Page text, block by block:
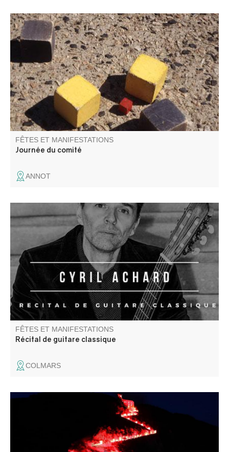
Venez vivre la Journée du Comité des Fêtes, et participez
au concours de boules carrées sur le jeu de boules.
Buvette et musique toute la journée..
FÊTES ET MANIFESTATIONS
Journée du comité
ANNOT
Cyril Achard interprète des pièces pour luth par Jean-
Sébastien Bach, adaptation pour guitare.
FÊTES ET MANIFESTATIONS
Récital de guitare classique
COLMARS
La Citadelle s'enflamme ! Venez assister à la montée aux
flambeaux et à l'embrasement de la Citadelle, suivi d'un